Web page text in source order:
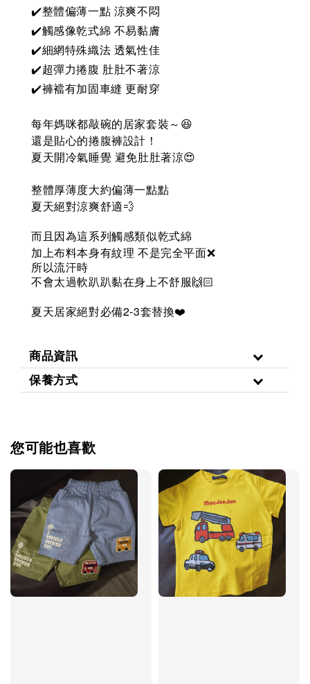
✔️整體偏薄一點 涼爽不悶
✔️觸感像乾式綿 不易黏膚
✔️細網特殊織法 透氣性佳
✔️超彈力捲腹 肚肚不著涼
✔️褲襠有加固車縫 更耐穿
每年媽咪都敲碗的居家套裝～😆
還是貼心的捲腹褲設計！
夏天開冷氣睡覺 避免肚肚著涼😍
整體厚薄度大約偏薄一點點
夏天絕對涼爽舒適💨
而且因為這系列觸感類似乾式綿
加上布料本身有紋理 不是完全平面❌
所以流汗時
不會太過軟趴趴黏在身上不舒服 🙌🏻
夏天居家絕對必備2-3套替換❤️
商品資訊
保養方式
您可能也喜歡